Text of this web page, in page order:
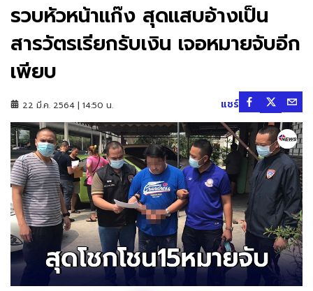
รวบหัวหน้าเเก๊ง สุดเเสบอ้างเป็น
สารวัตรเรียกรับเงิน เจอหมายจับอีก
เพียบ
22 มี.ค. 2564 | 14:50 น. แชร์